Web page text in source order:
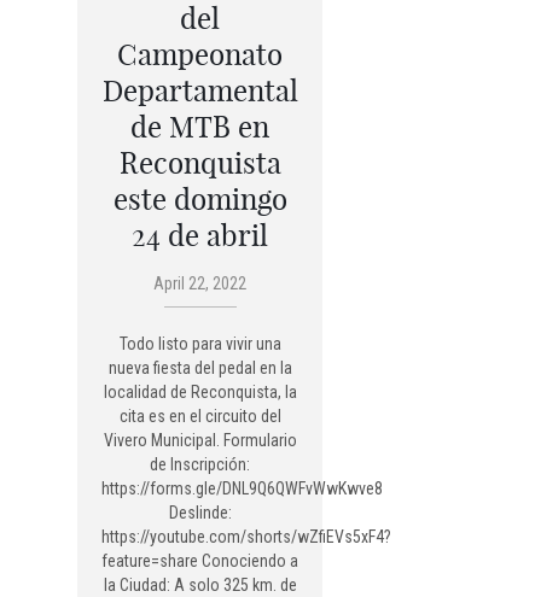
del
Campeonato
Departamental
de MTB en
Reconquista
este domingo
24 de abril
April 22, 2022
Todo listo para vivir una
nueva fiesta del pedal en la
localidad de Reconquista, la
cita es en el circuito del
Vivero Municipal. Formulario
de Inscripción:
https://forms.gle/DNL9Q6QWFvWwKwve8
Deslinde:
https://youtube.com/shorts/wZfiEVs5xF4?
feature=share Conociendo a
la Ciudad: A solo 325 km. de